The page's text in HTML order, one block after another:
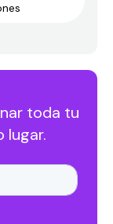
toda tu
lugar.